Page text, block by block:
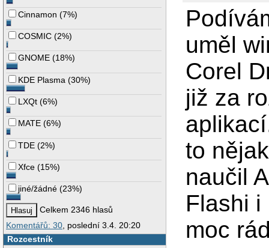
Cinnamon (7%)
COSMIC (2%)
GNOME (18%)
KDE Plasma (30%)
LXQt (6%)
MATE (6%)
TDE (2%)
Xfce (15%)
jiné/žádné (23%)
Celkem 2346 hlasů
Komentářů: 30 , poslední 3.4. 20:20
Rozcestník
uměl
Corel
již za
to
naučil
Flashi i
moc